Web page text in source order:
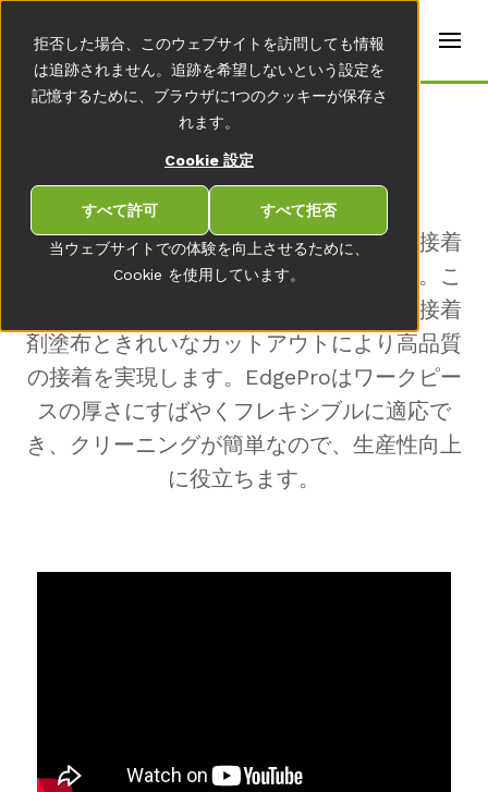
当ウェブサイトでの体験を向上させるために、
Cookie を使用しています。
拒否した場合、このウェブサイトを訪問しても情報
は追跡されません。追跡を希望しないという設定を
記憶するために、ブラウザに1つのクッキーが保存さ
れます。
Cookie 設定
すべて許可 すべて拒否
t
r
s
E
s
h
)
ED­GE­PRO
EdgeProはワークピースのエッジ部分を接着
するためのコーティング塗布ヘッドです。こ
の塗布ヘッドは均一な、再現精度の高い接着
剤塗布ときれいなカットアウトにより高品質
の接着を実現します。EdgeProはワークピー
スの厚さにすばやくフレキシブルに適応で
き、クリーニングが簡単なので、生産性向上
に役立ちます。